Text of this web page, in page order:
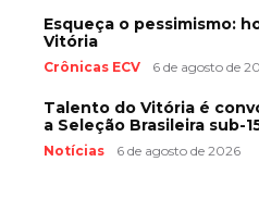
Esqueça o pessimismo:
Vitória
Crônicas ECV 6 de agosto de
Talento do Vitória é
a Seleção Brasileira sub-
Notícias 6 de agosto de 2026